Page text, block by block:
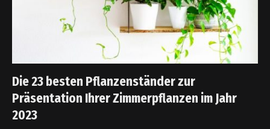
Die 23 besten Pflanzenständer zur
Präsentation Ihrer Zimmerpflanzen im Jahr
2023